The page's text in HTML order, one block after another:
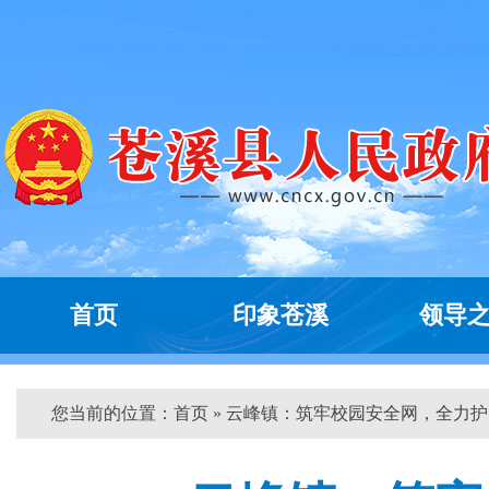
首页 印象苍溪 领导
您当前的位置： 首页 » 云峰镇：筑牢校园安全网，全力